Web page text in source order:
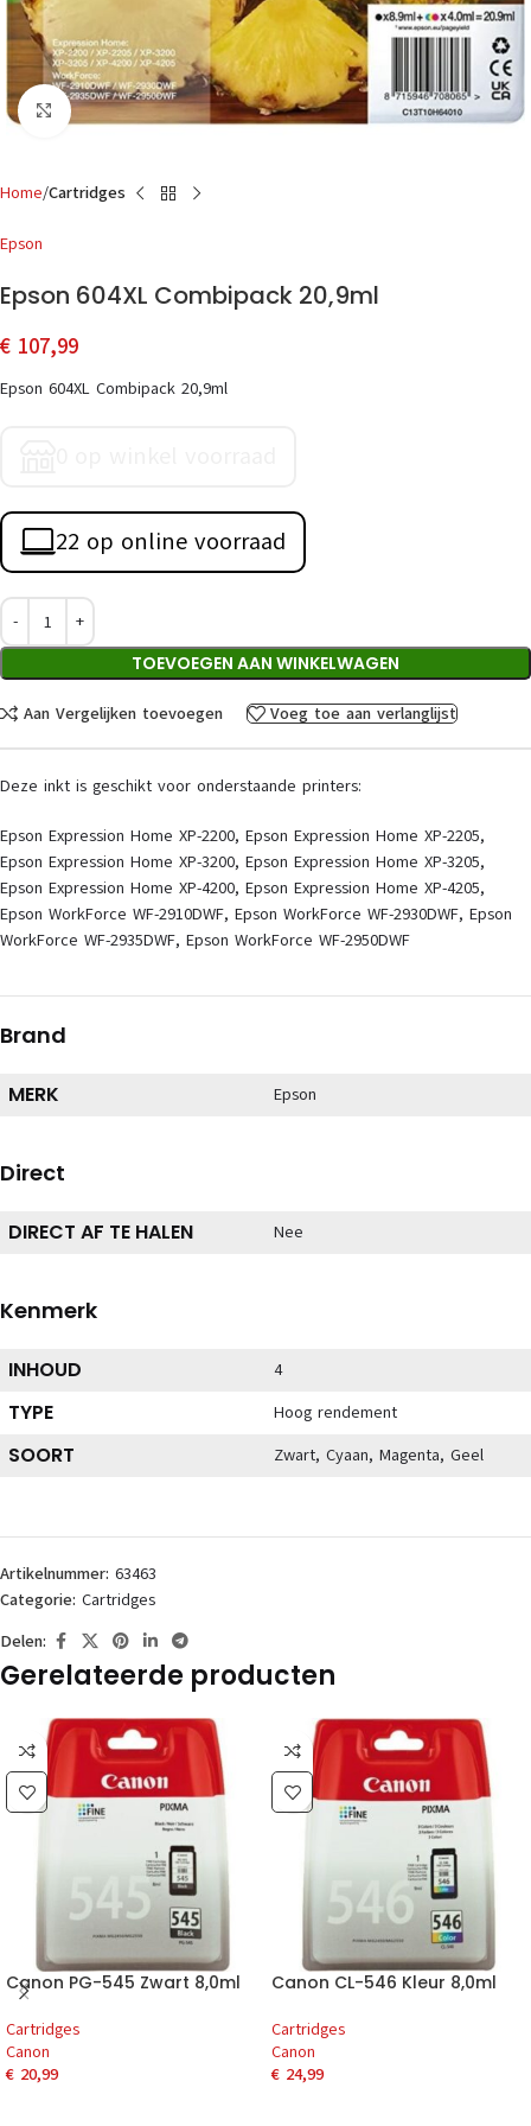
Click to enlarge
Home Cartridges
Epson
Epson 604XL Combipack 20,9ml
€ 107,99
Epson 604XL Combipack 20,9ml
22 op online voorraad
TOEVOEGEN AAN WINKELWAGEN
Aan Vergelijken toevoegen Voeg toe aan verlanglijst
Deze inkt is geschikt voor onderstaande printers:
Epson Expression Home XP-2200, Epson Expression Home XP-2205,
Epson Expression Home XP-3200, Epson Expression Home XP-3205,
Epson Expression Home XP-4200, Epson Expression Home XP-4205,
Epson WorkForce WF-2910DWF, Epson WorkForce WF-2930DWF, Epson
WorkForce WF-2935DWF, Epson WorkForce WF-2950DWF
Brand
MERK Epson
Direct
DIRECT AF TE HALEN Nee
Kenmerk
INHOUD 4
TYPE Hoog rendement
SOORT Zwart, Cyaan, Magenta, Geel
Artikelnummer: 63463
Categorie: Cartridges
Delen:
Gerelateerde producten
Canon PG-545 Zwart 8,0ml
Cartridges
Canon
€ 20,99
Canon CL-546 Kleur 8,0ml
Cartridges
Canon
€ 24,99